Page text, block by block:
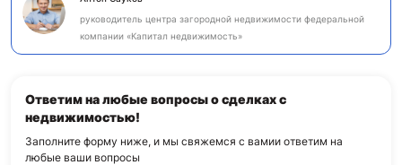
руководитель центра загородной недвижимости федеральной
компании «Капитал недвижимость»
Ответим на любые вопросы о сделках с
недвижимостью!
Заполните форму ниже, и мы свяжемся с вамии ответим на
любые ваши вопросы